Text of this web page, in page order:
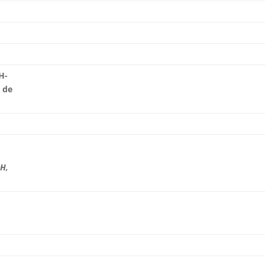
de